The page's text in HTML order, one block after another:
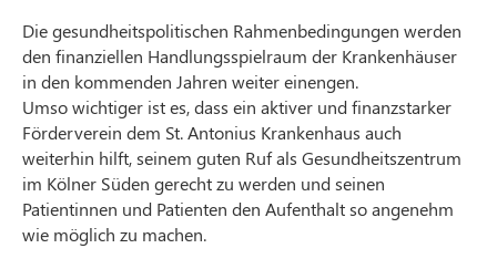
Die gesundheitspolitischen Rahmenbedingungen werden
den finanziellen Handlungsspielraum der Krankenhäuser
in den kommenden Jahren weiter einengen.
Umso wichtiger ist es, dass ein aktiver und finanzstarker
Förderverein dem St. Antonius Krankenhaus auch
weiterhin hilft, seinem guten Ruf als Gesundheitszentrum
im Kölner Süden gerecht zu werden und seinen
Patientinnen und Patienten den Aufenthalt so angenehm
wie möglich zu machen.